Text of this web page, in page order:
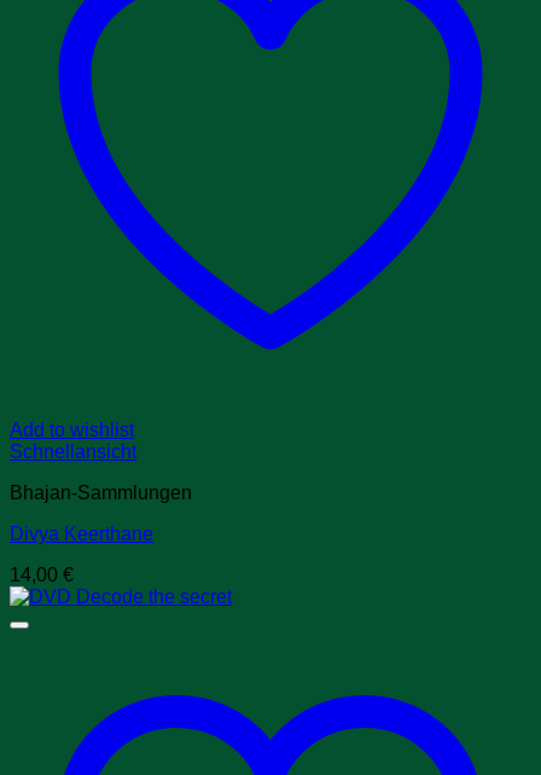
Add to wishlist
Schnellansicht
Bhajan-Sammlungen
Divya Keerthane
14,00 €